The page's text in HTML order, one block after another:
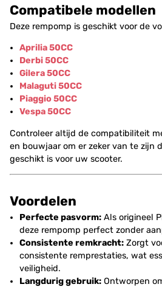
Compatibele modellen
Deze rempomp is geschikt voor de
Aprilia 50CC
Derbi 50CC
Gilera 50CC
Malaguti 50CC
Piaggio 50CC
Vespa 50CC
Controleer altijd de compatibiliteit
en bouwjaar om er zeker van te zijn
geschikt is voor uw scooter.
Voordelen
Perfecte pasvorm: Als origineel
deze rempomp perfect zonder
Consistente remkracht: Zorgt
consistente remprestaties, wat
veiligheid.
Langdurig gebruik: Ontworpen